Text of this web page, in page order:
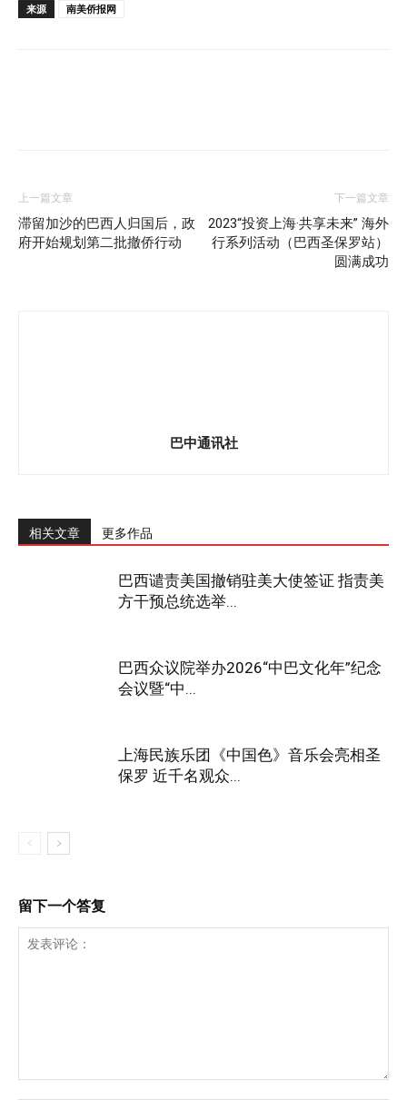
来源 南美侨报网
上一篇文章
滞留加沙的巴西人归国后，政
府开始规划第二批撤侨行动
下一篇文章
2023“投资上海·共享未来” 海外
行系列活动（巴西圣保罗站）
圆满成功
巴中通讯社
相关文章 更多作品
巴西谴责美国撤销驻美大使签证 指责美
方干预总统选举...
巴西众议院举办2026“中巴文化年”纪念
会议暨“中...
上海民族乐团《中国色》音乐会亮相圣
保罗 近千名观众...
留下一个答复